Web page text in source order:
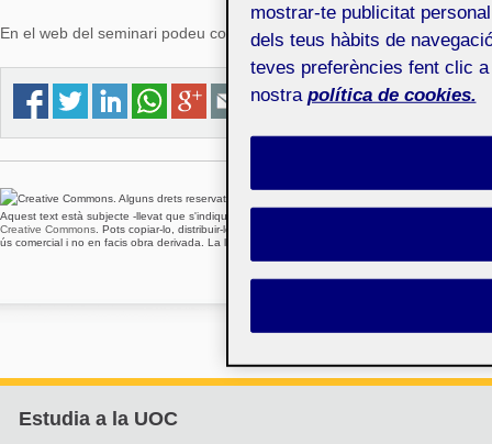
En el web del seminari podeu consultar el programa complert.
Aquest text està subjecte -llevat que s'indiqui el contrari- a una llicència de
Creative Commons . Pots copiar-lo, distribuir-lo i transmetre'l públicament sempre que citis
ús comercial i no en facis obra derivada. La llicència completa es pot consultar a
Estudia a la UOC
mostrar-te publicitat
dels teus hàbits de
teves preferències fent clic
nostra política de cookies.